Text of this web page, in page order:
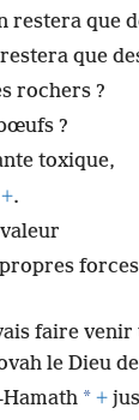
restera que
que
rochers ?
?
toxique,
+.
propres
faire
le Dieu
* +